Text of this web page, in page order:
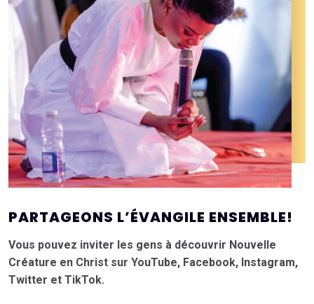
PARTAGEONS L’ÉVANGILE ENSEMBLE!
Vous pouvez inviter les gens à découvrir Nouvelle
Créature en Christ sur YouTube, Facebook, Instagram,
Twitter et TikTok.